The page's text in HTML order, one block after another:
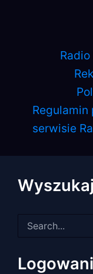
Regulamin
serwisie
Wyszukaj
dla: